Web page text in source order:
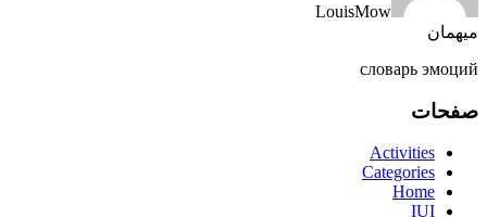
LouisMow
میهمان
словарь эмоций
صفحات
Activities
Categories
Home
IUI